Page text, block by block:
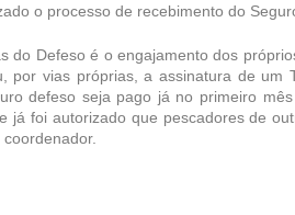
o processo de recebimento do
do Defeso é o engajamento dos
por vias próprias, a assinatura de um
defeso seja pago já no primeiro
já foi autorizado que pescadores de